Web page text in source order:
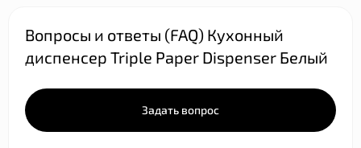
Вопросы и ответы (FAQ) Кухонный
диспенсер Triple Paper Dispenser Белый
Задать вопрос